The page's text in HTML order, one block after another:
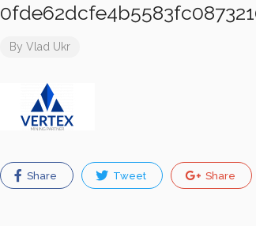
By Vlad Ukr
Share Tweet Share